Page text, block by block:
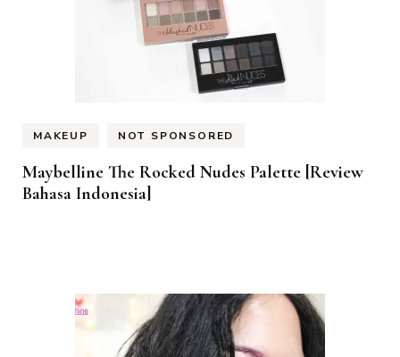
MAKEUP NOT SPONSORED
Maybelline The Rocked Nudes Palette [Review
Bahasa Indonesia]